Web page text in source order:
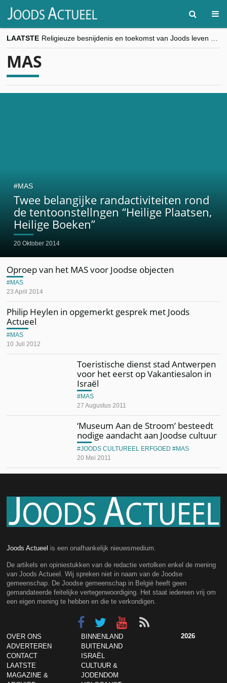
LAATSTE
“Besnijdenisdebat toont hoe moeilijk seculiere Westen minderheden begrijpt”, Jinnih Beels (Vooruit)
MAS
Twee belangijke randactiviteiten rond
de tentoonstellngen “Heilige Plaatsen,
Heilige Boeken”
20 Oktober 2014
MAS
Oproep van het MAS voor Joodse objecten
23 April 2014
MAS
Philip Heylen in opgemerkt gesprek met Joods
Actueel
10 Juli 2012
MAS
Toeristische dienst stad Antwerpen
voor het eerst op Vakantiesalon in
Israël
27 Augustus 2011
MAS
‘Museum Aan de Stroom’ besteedt
nodige aandacht aan Joodse cultuur
20 Mei 2011
JOODS CULTUREEL ERFGOED MAS
Joods Actueel is een onafhankelijk nieuwsmedium.
De artikels en opiniestukken van de redactie vertolken enkel de mening
van Joods Actueel. Wij spreken niet in naam van de Joodse
gemeenschap. De Joodse gemeenschap in België heeft geen
gemandateerde feitelijke vertegenwoordiging. Het staat iedereen vrij om
een eigen mening te hebben en die te verkondigen.
OVER ONS
ADVERTEREN
CONTACT
LAATSTE
MAGAZINE &
BINNENLAND
BUITENLAND
ISRAËL
CULTUUR &
JODENDOM
2026